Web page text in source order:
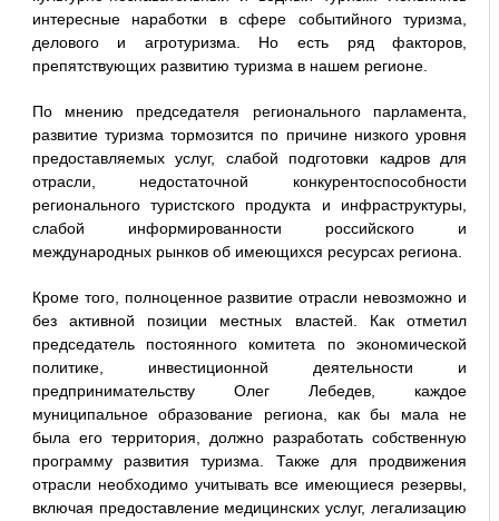
интересные наработки в сфере событийного туризма,
делового и агротуризма. Но есть ряд факторов,
препятствующих развитию туризма в нашем регионе.
По мнению председателя регионального парламента,
развитие туризма тормозится по причине низкого уровня
предоставляемых услуг, слабой подготовки кадров для
отрасли, недостаточной конкурентоспособности
регионального туристского продукта и инфраструктуры,
слабой информированности российского и
международных рынков об имеющихся ресурсах региона.
Кроме того, полноценное развитие отрасли невозможно и
без активной позиции местных властей. Как отметил
председатель постоянного комитета по экономической
политике, инвестиционной деятельности и
предпринимательству Олег Лебедев, каждое
муниципальное образование региона, как бы мала не
была его территория, должно разработать собственную
программу развития туризма. Также для продвижения
отрасли необходимо учитывать все имеющиеся резервы,
включая предоставление медицинских услуг, легализацию